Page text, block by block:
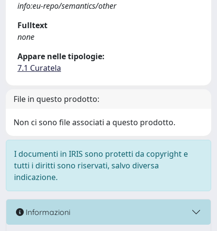
info:eu-repo/semantics/other
Fulltext
none
Appare nelle tipologie:
7.1 Curatela
File in questo prodotto:
Non ci sono file associati a questo prodotto.
I documenti in IRIS sono protetti da copyright e
tutti i diritti sono riservati, salvo diversa
indicazione.
Informazioni